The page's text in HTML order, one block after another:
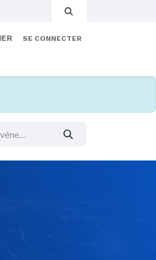
SE CONNECTER